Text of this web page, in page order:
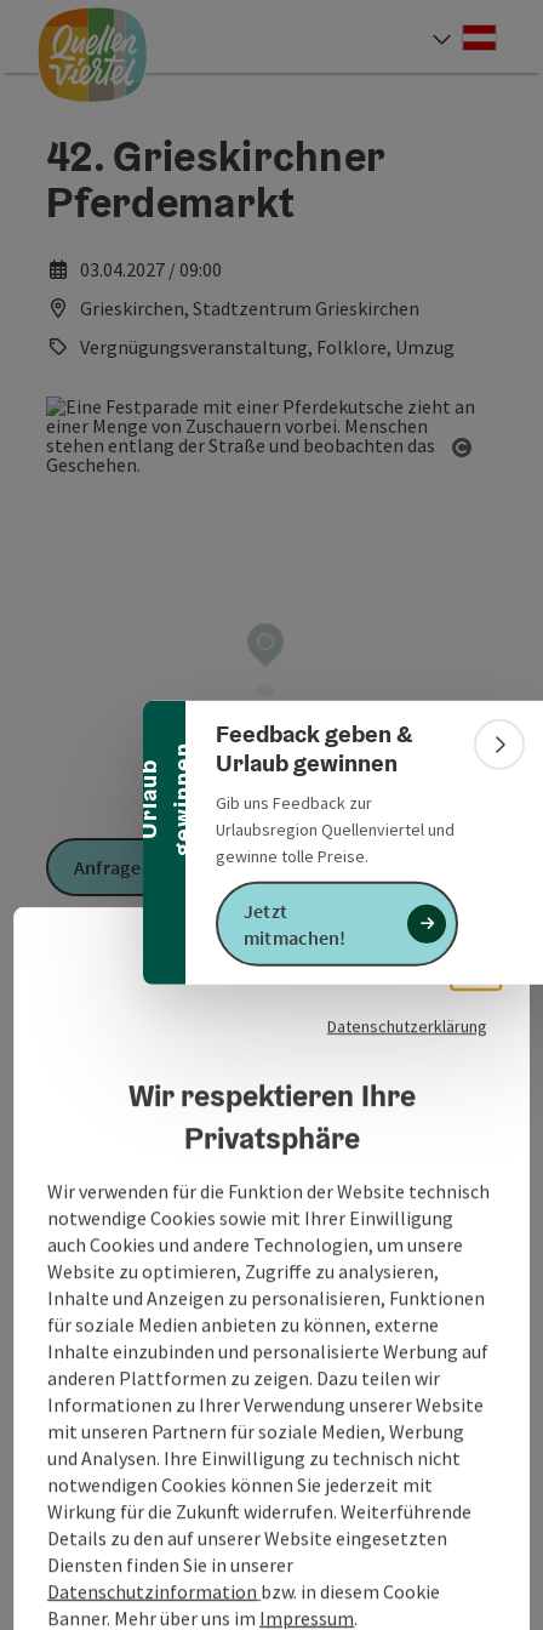
Zum Inhalt
Zur Navigation
Zum Seitenanfang
U
r
l
a
u
b
g
e
w
i
n
n
e n
Banner einklappen
Feedback geben &
Urlaub gewinnen
Gib uns Feedback zur
Urlaubsregion Quellenviertel und
gewinne tolle Preise.
Jetzt
mitmachen!
42. Grieskirchner
Pferdemarkt
03.04.2027 / 09:00
Grieskirchen, Stadtzentrum Grieskirchen
Vergnügungsveranstaltung, Folklore, Umzug
42. Grieskirchner Pferdemarkt
Kontakt
Veranstaltungsort
Anreise/Lage
Eignung
Barrierefreiheit
Anfrage senden
Datenschutzerklärung
Wir respektieren Ihre
Privatsphäre
Wir verwenden für die Funktion der Website technisch
notwendige Cookies sowie mit Ihrer Einwilligung
auch Cookies und andere Technologien, um unsere
Website zu optimieren, Zugriffe zu analysieren,
Inhalte und Anzeigen zu personalisieren, Funktionen
für soziale Medien anbieten zu können, externe
Inhalte einzubinden und personalisierte Werbung auf
anderen Plattformen zu zeigen. Dazu teilen wir
Informationen zu Ihrer Verwendung unserer Website
mit unseren Partnern für soziale Medien, Werbung
und Analysen. Ihre Einwilligung zu technisch nicht
notwendigen Cookies können Sie jederzeit mit
Wirkung für die Zukunft widerrufen. Weiterführende
Details zu den auf unserer Website eingesetzten
Diensten finden Sie in unserer
Datenschutzinformation bzw. in diesem Cookie
Banner. Mehr über uns im Impressum.